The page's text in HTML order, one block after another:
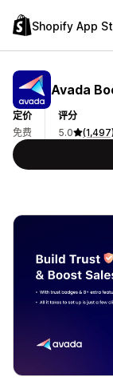
Shopify App
Avada
定价
免费
评分
5.0
(1,497)